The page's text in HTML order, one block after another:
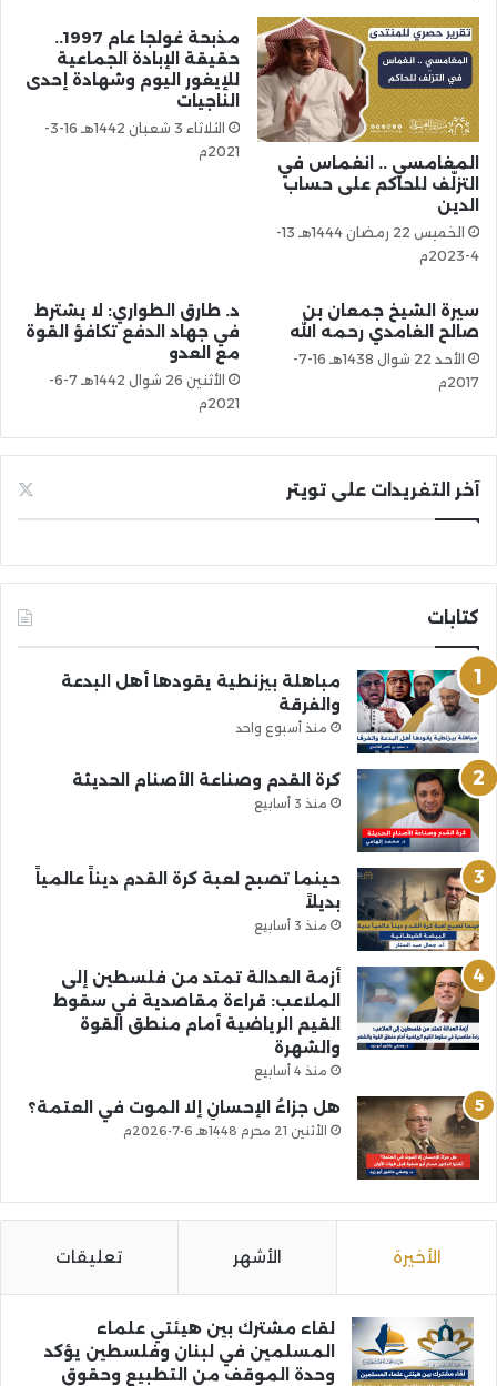
المغامسي .. انغماس في
التزلّف للحاكم على حساب
الدين
الخميس 22 رمضان 1444هـ 13-
4-2023م
مذبحة غولجا عام 1997..
حقيقة الإبادة الجماعية
للإيغور اليوم وشهادة إحدى
الناجيات
الثلاثاء 3 شعبان 1442هـ 16-3-
2021م
سيرة الشيخ جمعان بن
صالح الغامدي رحمه الله
الأحد 22 شوال 1438هـ 16-7-
2017م
د. طارق الطواري: لا يشترط
في جهاد الدفع تكافؤ القوة
مع العدو
الأثنين 26 شوال 1442هـ 7-6-
2021م
آخر التغريدات على تويتر
كتابات
مباهلة بيزنطية يقودها أهل البدعة
والفرقة
منذ أسبوع واحد
كرة القدم وصناعة الأصنام الحديثة
منذ 3 أسابيع
حينما تصبح لعبة كرة القدم ديناً عالمياً
بديلاً
منذ 3 أسابيع
أزمة العدالة تمتد من فلسطين إلى
الملاعب: قراءة مقاصدية في سقوط
القيم الرياضية أمام منطق القوة
والشهرة
منذ 4 أسابيع
هل جزاءُ الإحسانِ إلا الموت في العتمة؟
الأثنين 21 محرم 1448هـ 6-7-2026م
الأخيرة الأشهر تعليقات
لقاء مشترك بين هيئتي علماء
المسلمين في لبنان وفلسطين يؤكد
وحدة الموقف من التطبيع وحقوق